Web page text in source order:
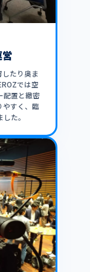
たり奥ま
では空
配置と緻密
やすく、臨
た。